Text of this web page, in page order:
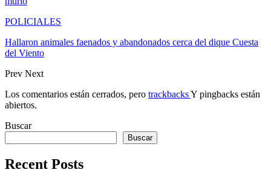
POLICIALES
Hallaron animales faenados y abandonados cerca del dique Cuesta
del Viento
Prev Next
Los comentarios están cerrados, pero trackbacksY pingbacks están
abiertos.
Buscar
Buscar
Recent Posts